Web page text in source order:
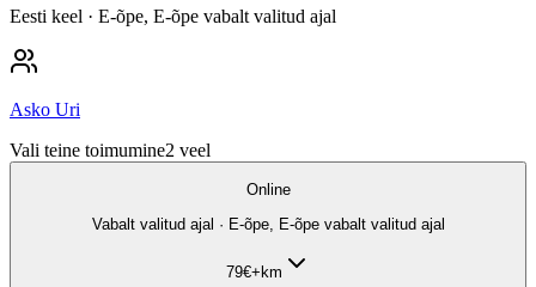
Eesti keel · E-õpe, E-õpe vabalt valitud ajal
Asko Uri
Vali teine toimumine2 veel
Online
Vabalt valitud ajal · E-õpe, E-õpe vabalt valitud ajal
79€+km